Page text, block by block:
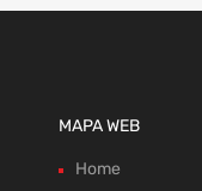
MAPA WEB
Home